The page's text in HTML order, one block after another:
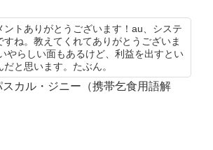
ントありがとうございます！au、システ
すね。教えてくれてありがとうございま
やらしい面もあるけど、利益を出すとい
と思います。たぶん。
カル・ジニー（携帯乞食用語解